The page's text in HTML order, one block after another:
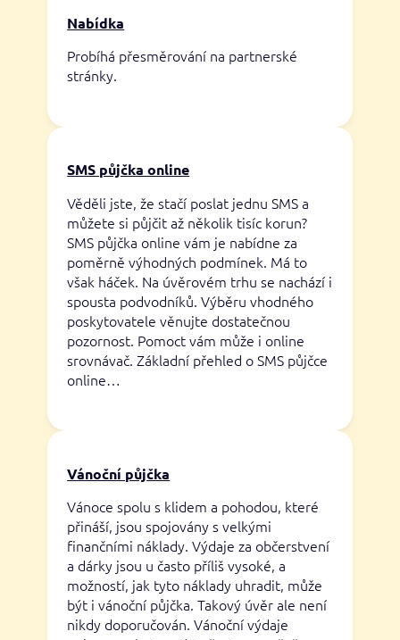
Nabídka
Probíhá přesměrování na partnerské
stránky.
SMS půjčka online
Věděli jste, že stačí poslat jednu SMS a
můžete si půjčit až několik tisíc korun?
SMS půjčka online vám je nabídne za
poměrně výhodných podmínek. Má to
však háček. Na úvěrovém trhu se nachází i
spousta podvodníků. Výběru vhodného
poskytovatele věnujte dostatečnou
pozornost. Pomoct vám může i online
srovnávač. Základní přehled o SMS půjčce
online…
Vánoční půjčka
Vánoce spolu s klidem a pohodou, které
přináší, jsou spojovány s velkými
finančními náklady. Výdaje za občerstvení
a dárky jsou u často příliš vysoké, a
možností, jak tyto náklady uhradit, může
být i vánoční půjčka. Takový úvěr ale není
nikdy doporučován. Vánoční výdaje